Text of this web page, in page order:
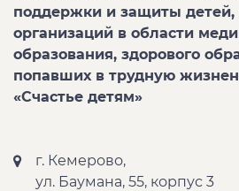
поддержки и защиты детей,
организаций в области
образования, здорового
попавших в трудную
«Счастье детям»
г. Кемерово,
ул. Баумана, 55, корпус 3